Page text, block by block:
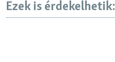
Ezek is érdekelhetik: